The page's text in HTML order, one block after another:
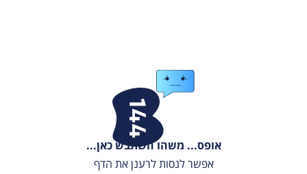
אופס... משהו השתבש כאן...
אפשר לנסות לרענן את הדף